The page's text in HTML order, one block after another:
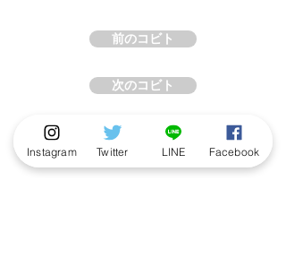
前のコビト
次のコビト
Instagram Twitter LINE Facebook